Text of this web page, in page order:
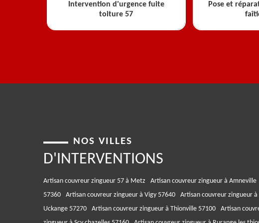
Intervention d'urgence fuite
toiture 57
Pose et
NOS VILLES
D'INTERVENTIONS
Artisan couvreur zingueur 57 à Metz
Artisan couvreur zingueur à Amneville
57360
Artisan couvreur zingueur à Vigy 57640
Artisan couvreur zingueur à
Uckange 57270
Artisan couvreur zingueur à Thionville 57100
Artisan